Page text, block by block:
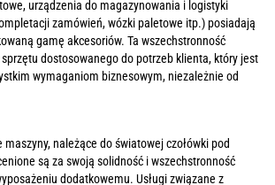
urządzenia do magazynowania i logistyki
zamówień, wózki paletowe itp.) posiadają
gamę akcesoriów. Ta wszechstronność
dostosowanego do potrzeb klienta, który jest
wymaganiom biznesowym, niezależnie od
należące do światowej czołówki pod
są za swoją solidność i wszechstronność
dodatkowemu. Usługi związane z